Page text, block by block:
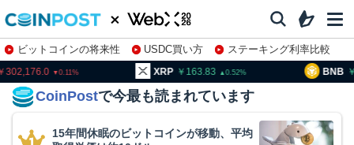
ビットコインの将来性 USDC買い方
ステーキング利率比較
株特集・関連銘柄
0.11 XRP 163.83 0.52 BNB
CoinPostで今最も読まれています
15年間休眠のビットコインが移動、平均